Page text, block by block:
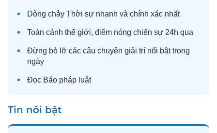
Dòng chảy Thời sự nhanh và chính xác nhất
Toàn cảnh thế giới, điểm nóng chiến sự 24h qua
Đừng bỏ lỡ các câu chuyện giải trí nổi bật trong
ngày
Đọc Báo pháp luật
Tin nổi bật